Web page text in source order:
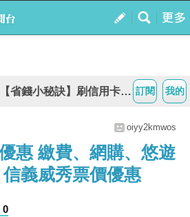
我的
訂閱
秘訣】刷信用卡繳保費享回饋
oiyy2kmwos
惠 繳費、網購、悠遊
義威秀票價優惠
0